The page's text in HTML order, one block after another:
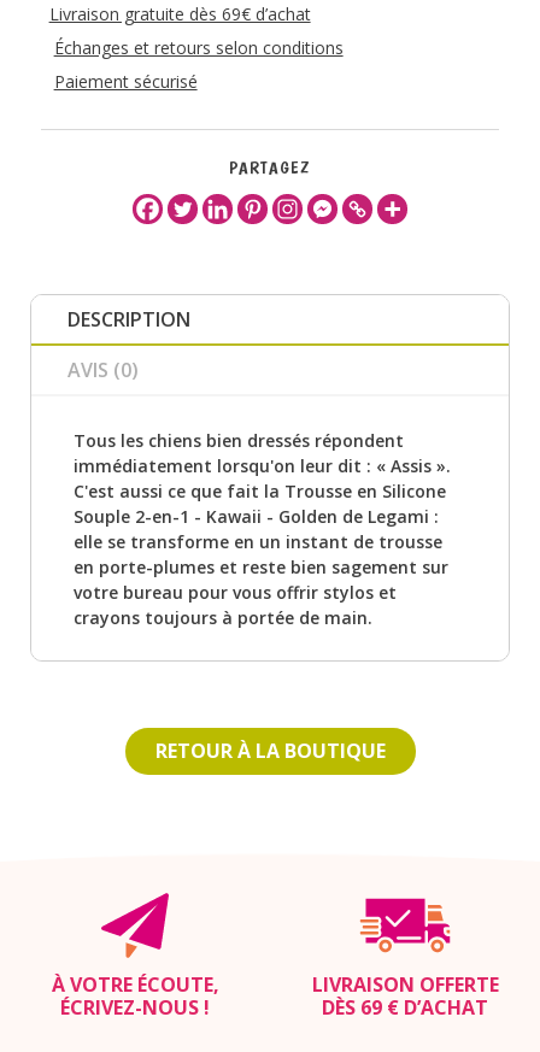
Livraison gratuite dès 69€ d’achat
Échanges et retours selon conditions
Paiement sécurisé
PARTAGEZ
DESCRIPTION
AVIS (0)
Tous les chiens bien dressés répondent
immédiatement lorsqu'on leur dit : « Assis ».
C'est aussi ce que fait la Trousse en Silicone
Souple 2-en-1 - Kawaii - Golden de Legami :
elle se transforme en un instant de trousse
en porte-plumes et reste bien sagement sur
votre bureau pour vous offrir stylos et
crayons toujours à portée de main.
RETOUR À LA BOUTIQUE
À VOTRE ÉCOUTE,
ÉCRIVEZ-NOUS !
LIVRAISON OFFERTE
DÈS 69 € D’ACHAT